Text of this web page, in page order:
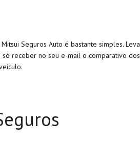
Seguros Auto é bastante simples. Leva
receber no seu e-mail o comparativo dos